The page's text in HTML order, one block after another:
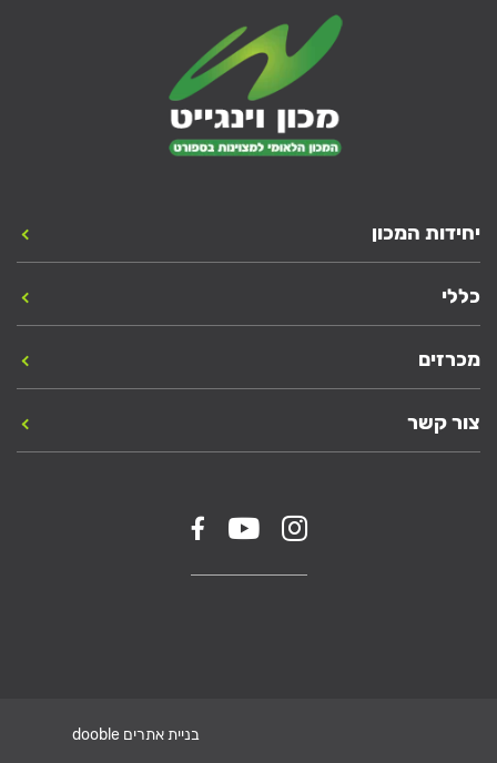
יחידות המכון
כללי
מכרזים
צור קשר
בניית אתרים dooble